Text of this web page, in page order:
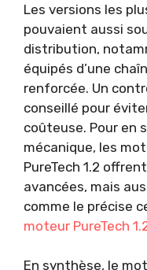
Les versions les
pouvaient aussi
distribution,
équipés d’une
renforcée. Un
conseillé pour
coûteuse. Pour en
mécanique, les
PureTech 1.2
avancées, mais
comme le précise
moteur PureTech
En synthèse, le